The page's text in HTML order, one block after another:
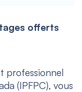
offerts
professionnel
(IPFPC), vous